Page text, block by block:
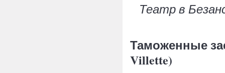
Театр в
Таможенные
Villette)